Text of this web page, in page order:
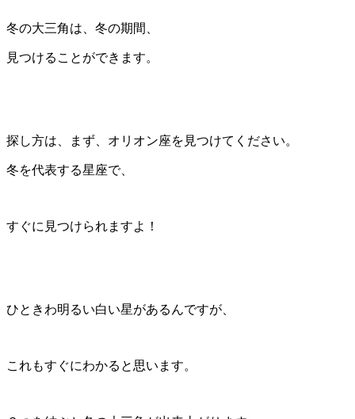
冬の大三角は、冬の期間、
見つけることができます。
探し方は、まず、オリオン座を見つけてください。
冬を代表する星座で、
すぐに見つけられますよ！
ひときわ明るい白い星があるんですが、
これもすぐにわかると思います。